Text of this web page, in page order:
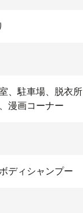
SNSを中心に話題
機で購入します。
売機でチケットを
、代わりにロッカ
駐車場 脱衣
漫画コーナー
ボディシャンプー